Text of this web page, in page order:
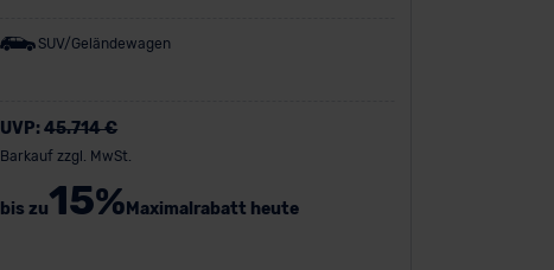
SUV/Geländewagen
UVP:45.714 €
Barkauf zzgl. MwSt.
bis zu15% Maximalrabatt heute